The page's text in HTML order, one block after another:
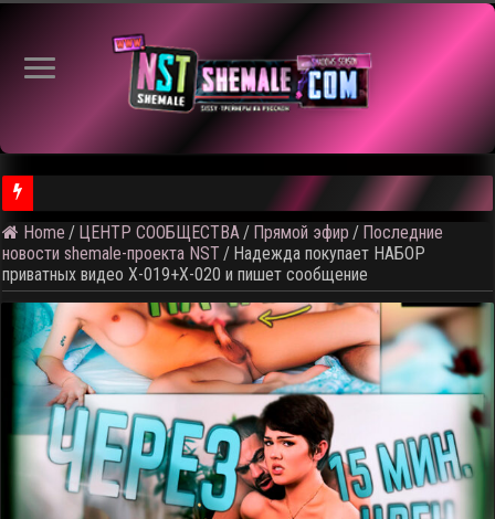
⚠️ Результаты голосования и тема следующего откртытого
Home / ЦЕНТР СООБЩЕСТВА / Прямой эфир / Последние
новости shemale-проекта NST / Надежда покупает НАБОР
приватных видео X-019+X-020 и пишет сообщение